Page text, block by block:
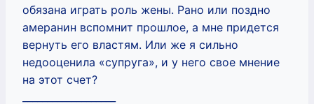
обязана играть роль жены. Рано или поздно
амеранин вспомнит прошлое, а мне придется
вернуть его властям. Или же я сильно
недооценила «супруга», и у него свое мнение
на этот счет?